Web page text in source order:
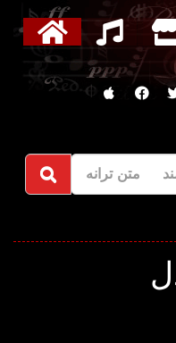
متن ترانه